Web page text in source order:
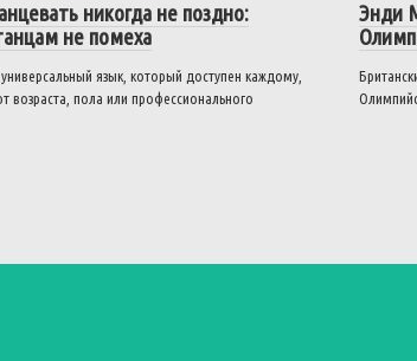
никогда не поздно:
не помеха
язык, который доступен каждому,
возраста, пола или профессионального
Энди